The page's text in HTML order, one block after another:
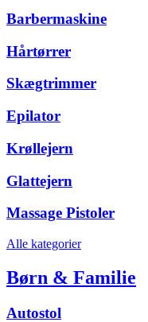
Barbermaskine
Hårtørrer
Skægtrimmer
Epilator
Krøllejern
Glattejern
Massage Pistoler
Alle kategorier
Børn & Familie
Autostol